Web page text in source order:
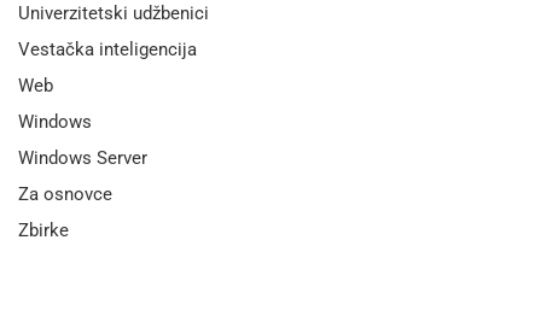
Univerzitetski udžbenici
Vestačka inteligencija
Web
Windows
Windows Server
Za osnovce
Zbirke